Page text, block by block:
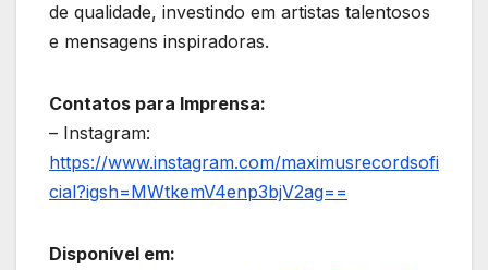
de qualidade, investindo em artistas talentosos
e mensagens inspiradoras.
Contatos para Imprensa:
– Instagram:
https://www.instagram.com/maximusrecordsofi
cial?igsh=MWtkemV4enp3bjV2ag==
Disponível em: